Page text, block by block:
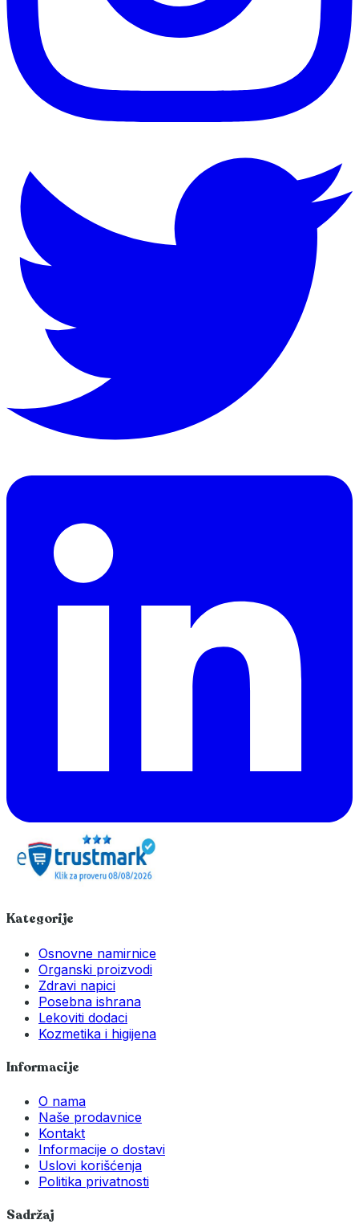
Kategorije
Osnovne namirnice
Organski proizvodi
Zdravi napici
Posebna ishrana
Lekoviti dodaci
Kozmetika i higijena
Informacije
O nama
Naše prodavnice
Kontakt
Informacije o dostavi
Uslovi korišćenja
Politika privatnosti
Sadržaj